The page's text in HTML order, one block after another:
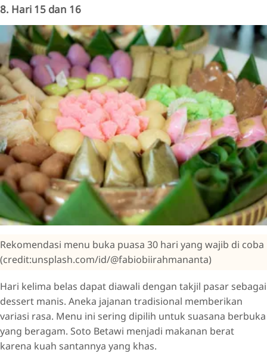
8. Hari 15 dan 16
Rekomendasi menu buka puasa 30 hari yang wajib di coba
(credit:unsplash.com/id/@fabiobiirahmananta)
Hari kelima belas dapat diawali dengan takjil pasar sebagai
dessert manis. Aneka jajanan tradisional memberikan
variasi rasa. Menu ini sering dipilih untuk suasana berbuka
yang beragam. Soto Betawi menjadi makanan berat
karena kuah santannya yang khas.